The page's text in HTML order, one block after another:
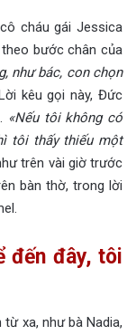
cháu gái Jessica
bước chân của
như bác, con chọn
kêu gọi này, Đức
«Nếu tôi không có
tôi thấy thiếu một
trên vài giờ trước
bàn thờ, trong lời
đến đây, tôi
xa, như bà Nadia,